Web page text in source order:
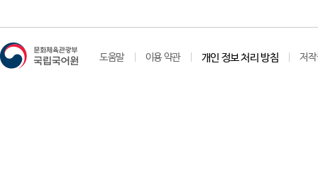
도움말 이용 약관 개인 정보 처리 방침 저